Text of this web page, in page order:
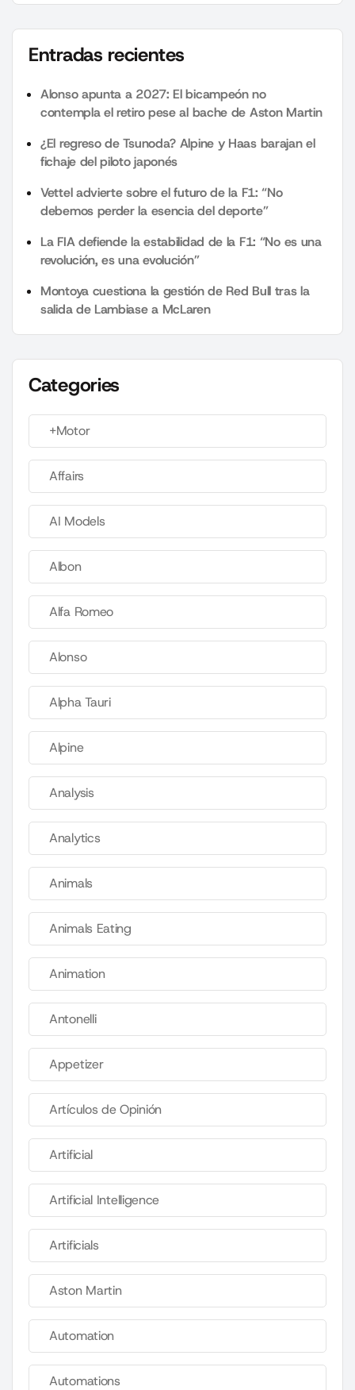
Entradas recientes
Alonso apunta a 2027: El bicampeón no
contempla el retiro pese al bache de Aston Martin
¿El regreso de Tsunoda? Alpine y Haas barajan el
fichaje del piloto japonés
Vettel advierte sobre el futuro de la F1: “No
debemos perder la esencia del deporte”
La FIA defiende la estabilidad de la F1: “No es una
revolución, es una evolución”
Montoya cuestiona la gestión de Red Bull tras la
salida de Lambiase a McLaren
Categories
+Motor
Affairs
AI Models
Albon
Alfa Romeo
Alonso
Alpha Tauri
Alpine
Analysis
Analytics
Animals
Animals Eating
Animation
Antonelli
Appetizer
Artículos de Opinión
Artificial
Artificial Intelligence
Artificials
Aston Martin
Automation
Automations